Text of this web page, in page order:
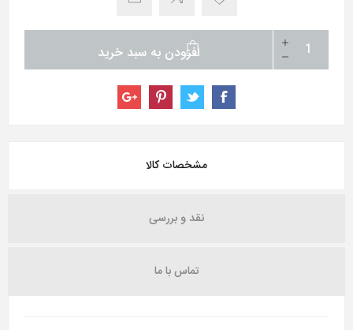
افزودن به سبد خرید
مشخصات کالا
نقد و بررسی
تماس با ما